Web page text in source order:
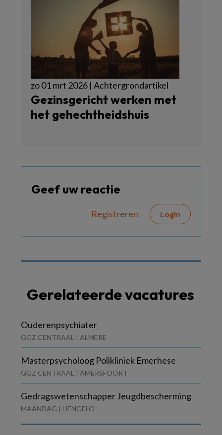
zo 01 mrt 2026 | Achtergrondartikel
Gezinsgericht werken met
het gehechtheidshuis
Geef uw reactie
Registreren Login
Gerelateerde vacatures
Ouderenpsychiater
GGZ CENTRAAL | ALMERE
Masterpsycholoog Polikliniek Emerhese
GGZ CENTRAAL | AMERSFOORT
Gedragswetenschapper Jeugdbescherming
MAANDAG | HENGELO